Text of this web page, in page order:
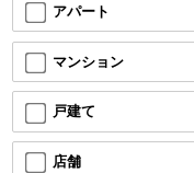
アパート
マンション
戸建て
店舗